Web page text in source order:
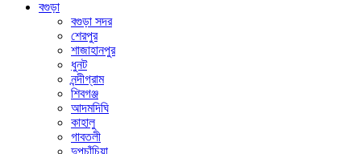
বগুড়া
বগুড়া সদর
শেরপুর
শাজাহানপুর
ধুনট
নন্দীগ্রাম
শিবগঞ্জ
আদমদিঘি
কাহালু
গাবতলী
দুপচাঁচিয়া